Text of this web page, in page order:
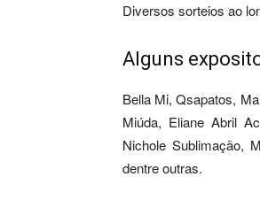
Diversos sorteios ao
Alguns
Bella Mi, Qsapatos,
Miúda, Eliane Abril
Nichole Sublimação,
dentre outras.